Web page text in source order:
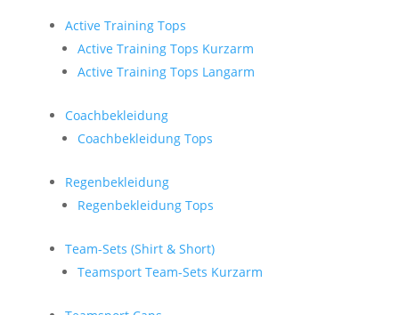
Active Training Tops
Active Training Tops Kurzarm
Active Training Tops Langarm
Coachbekleidung
Coachbekleidung Tops
Regenbekleidung
Regenbekleidung Tops
Team-Sets (Shirt & Short)
Teamsport Team-Sets Kurzarm